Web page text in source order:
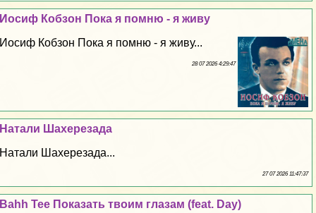
Иосиф Кобзон Пока я помню - я живу
Иосиф Кобзон Пока я помню - я живу...
28 07 2026 4:29:47
Натали Шахерезада
Натали Шахерезада...
27 07 2026 11:47:37
Bahh Tee Показать твоим глазам (feat. Day)